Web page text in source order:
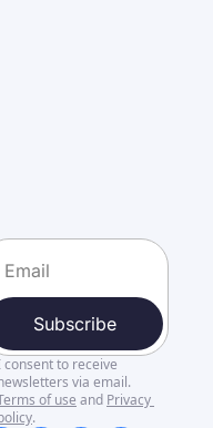
Subscribe
consent to receive
via email.
of use and Privacy
.